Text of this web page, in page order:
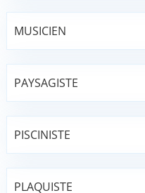
MUSICIEN
PAYSAGISTE
PISCINISTE
PLAQUISTE